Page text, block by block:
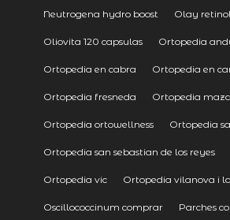
Neutrogena hydro boost Olay
Oliovita 120 capsulas Ortopedia
Ortopedia en cabra Ortopedia en
Ortopedia fresneda Ortopedia maza
Ortopedia ortowellness Ortopedia
Ortopedia san sebastian de los reyes
Ortopedia vic Ortopedia vilanova i
Oscillococcinum comprar Parches